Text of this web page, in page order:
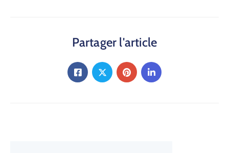
Partager l'article